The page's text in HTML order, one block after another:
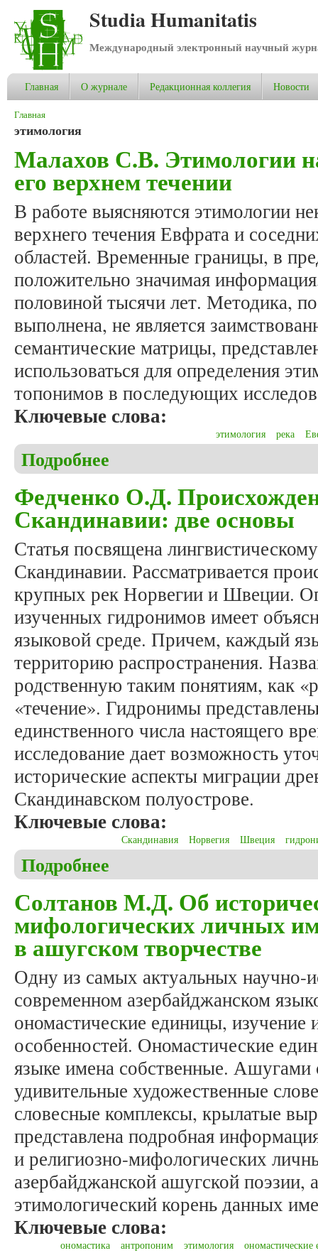
Studia Humanitatis
Международный электронный научный
Главная О журнале Редакционная коллегия Новости
Вы здесь
Главная
этимология
Малахов С.В. Этимологии
его верхнем течении
В работе выясняются этимологии
верхнего течения Евфрата и
областей. Временные границы, в
положительно значимая
половиной тысячи лет. Методика,
выполнена, не является
семантические матрицы,
использоваться для определения
топонимов в последующих
Ключевые слова:
этимология река
Подробнее
Федченко О.Д.
Скандинавии: две основы
Статья посвящена
Скандинавии. Рассматривается
крупных рек Норвегии и Швеции.
изученных гидронимов имеет
языковой среде. Причем, каждый
территорию распространения.
родственную таким понятиям, как
«течение». Гидронимы
единственного числа настоящего
исследование дает возможность
исторические аспекты миграции
Скандинавском полуострове.
Ключевые слова:
Скандинавия Норвегия Швеция
Подробнее
Солтанов М.Д. Об
мифологических личных
в ашугском творчестве
Одну из самых актуальных научно-
современном азербайджанском
ономастические единицы, изучение
особенностей. Ономастические
языке имена собственные.
удивительные художественные
словесные комплексы, крылатые
представлена подробная
и религиозно-мифологических
азербайджанской ашугской поэзии,
этимологический корень данных
Ключевые слова:
ономастика антропоним этимология